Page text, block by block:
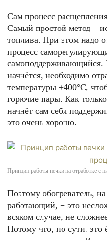
Сам процесс
Самый простой метод –
топлива. При этом надо
процесс
самоподдерживающийся.
начнётся, необходимо
температуры +400°С,
горючие пары. Как
начнёт сам себя
это очень хорошо.
Принцип работы печки на отработке с
Поэтому обогреватель,
работающий, − это
всяком случае, не
Потому что, по сути, это